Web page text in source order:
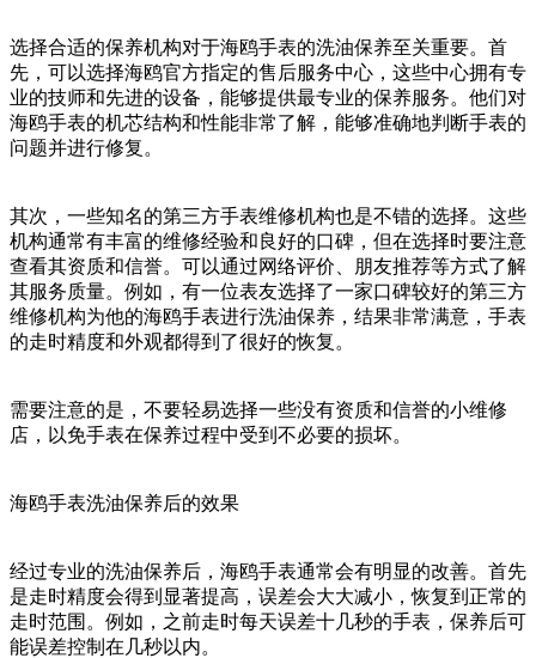
选择合适的保养机构对于海鸥手表的洗油保养至关重要。首
先，可以选择海鸥官方指定的售后服务中心，这些中心拥有专
业的技师和先进的设备，能够提供最专业的保养服务。他们对
海鸥手表的机芯结构和性能非常了解，能够准确地判断手表的
问题并进行修复。
其次，一些知名的第三方手表维修机构也是不错的选择。这些
机构通常有丰富的维修经验和良好的口碑，但在选择时要注意
查看其资质和信誉。可以通过网络评价、朋友推荐等方式了解
其服务质量。例如，有一位表友选择了一家口碑较好的第三方
维修机构为他的海鸥手表进行洗油保养，结果非常满意，手表
的走时精度和外观都得到了很好的恢复。
需要注意的是，不要轻易选择一些没有资质和信誉的小维修
店，以免手表在保养过程中受到不必要的损坏。
海鸥手表洗油保养后的效果
经过专业的洗油保养后，海鸥手表通常会有明显的改善。首先
是走时精度会得到显著提高，误差会大大减小，恢复到正常的
走时范围。例如，之前走时每天误差十几秒的手表，保养后可
能误差控制在几秒以内。